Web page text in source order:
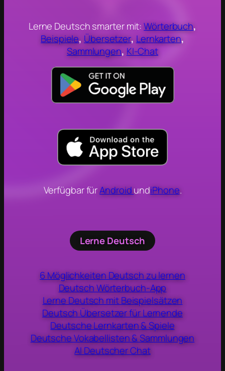
Lerne Deutsch smarter mit:Wörterbuch,
Beispiele, Übersetzer, Lernkarten,
Sammlungen, KI-Chat
Verfügbar fürAndroidundiPhone.
Lerne Deutsch
6 Möglichkeiten Deutsch zu lernen
Deutsch Wörterbuch-App
Lerne Deutsch mit Beispielsätzen
Deutsch Übersetzer für Lernende
Deutsche Lernkarten & Spiele
Deutsche Vokabellisten & Sammlungen
AI Deutscher Chat